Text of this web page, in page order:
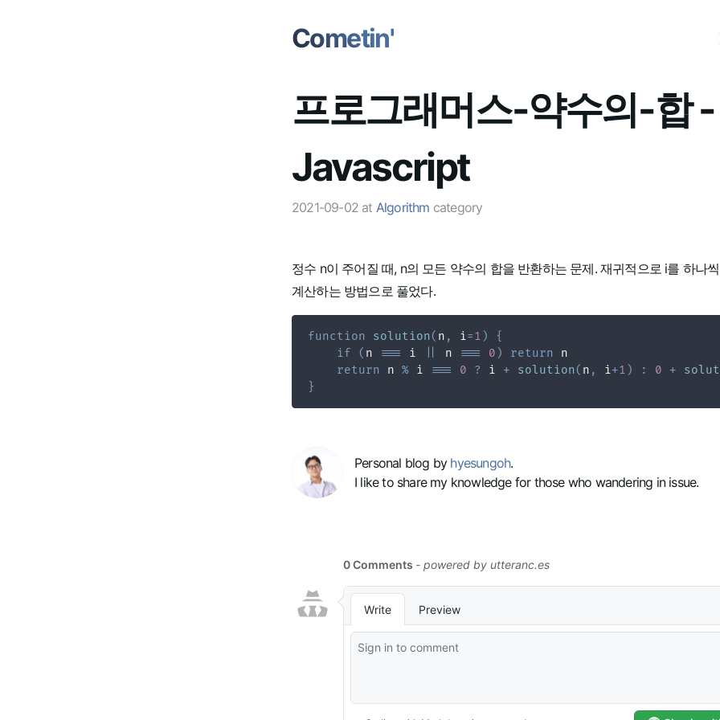
Cometin'
프로그래머스-약수의-합 -
Javascript
2021-09-02 at Algorithm category
정수 n이 주어질 때, n의 모든 약수의 합을 반환하는 문제. 재귀적으로 i를 하나
계산하는 방법으로 풀었다.
function solution( n , i=1 )
{
if
( n === i n === 0 ) return
return n % i === 0 ? i + solution( n , i+1 ) : 0 +
}
Personal blog by hyesungoh.
I like to share my knowledge for those who wandering in issue.